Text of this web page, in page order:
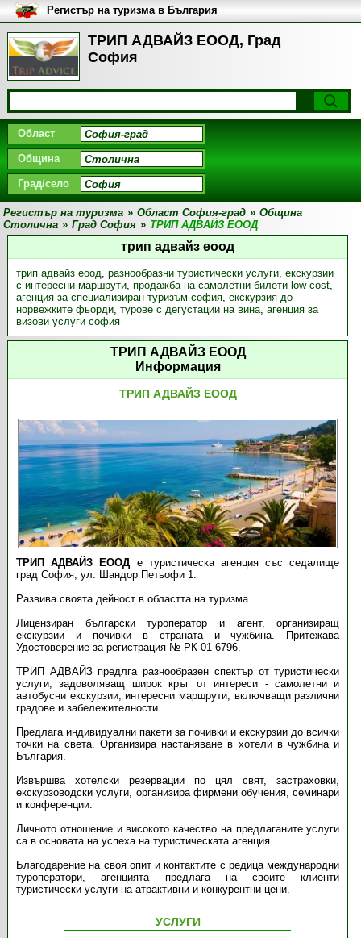
ТРИП АДВАЙЗ ЕООД, Град
София
Регистър на туризма в България
Област
Община
Град/село
Регистър на туризма » Област София-град » Община
Столична » Град София » ТРИП АДВАЙЗ ЕООД
трип адвайз еоод
трип адвайз еоод, разнообразни туристически услуги, екскурзии
с интересни маршрути, продажба на самолетни билети low cost,
агенция за специализиран туризъм софия, екскурзия до
норвежките фьорди, турове с дегустации на вина, агенция за
визови услуги софия
ТРИП АДВАЙЗ ЕООД
Информация
ТРИП АДВАЙЗ ЕООД
ТРИП АДВАЙЗ ЕООД е туристическа агенция със седалище
град София, ул. Шандор Петьофи 1.
Развива своята дейност в областта на туризма.
Лицензиран български туроператор и агент, организиращ
екскурзии и почивки в страната и чужбина. Притежава
Удостоверение за регистрация № РК-01-6796.
ТРИП АДВАЙЗ предлга разнообразен спектър от туристически
услуги, задоволяващ широк кръг от интереси - самолетни и
автобусни екскурзии, интересни маршрути, включващи различни
градове и забележителности.
Предлага индивидуални пакети за почивки и екскурзии до всички
точки на света. Организира настаняване в хотели в чужбина и
България.
Извършва хотелски резервации по цял свят, застраховки,
екскурзоводски услуги, организира фирмени обучения, семинари
и конференции.
Личното отношение и високото качество на предлаганите услуги
са в основата на успеха на туристическата агенция.
Благодарение на своя опит и контактите с редица международни
туроператори, агенцията предлага на своите клиенти
туристически услуги на атрактивни и конкурентни цени.
УСЛУГИ